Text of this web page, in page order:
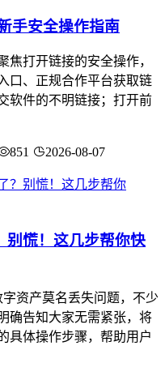
手安全操作指南
焦打开链接的安全操作，
口、正规合作平台获取链
软件的不明链接；打开前
851 2026-08-07
别慌！这几步帮你快
资产莫名丢失问题，不少
确告知大家无需紧张，将
具体操作步骤，帮助用户